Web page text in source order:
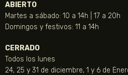
ABIERTO
Martes a sábado: 10 a 14h | 17 a 20h
Domingos y festivos: 11 a 14h
CERRADO
Todos los lunes
24, 25 y 31 de diciembre, 1 y 6 de